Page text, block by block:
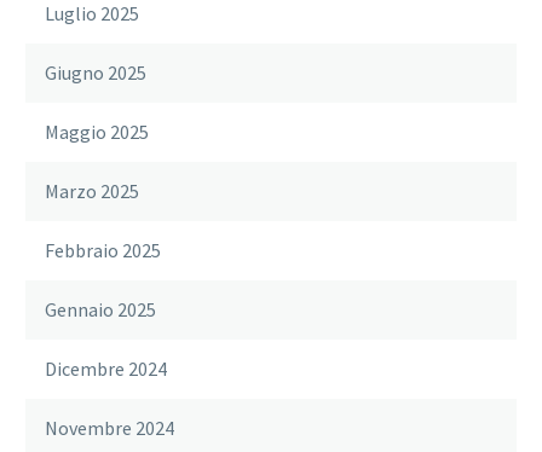
Luglio 2025
Giugno 2025
Maggio 2025
Marzo 2025
Febbraio 2025
Gennaio 2025
Dicembre 2024
Novembre 2024